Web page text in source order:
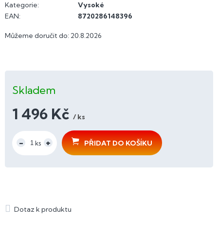
Můžeme doručit do: 20.8.2026
Skladem
1 496 Kč / ks
cena:
PŘIDAT DO KOŠÍKU
Kategorie:
Vysoké
EAN: 8720286148396